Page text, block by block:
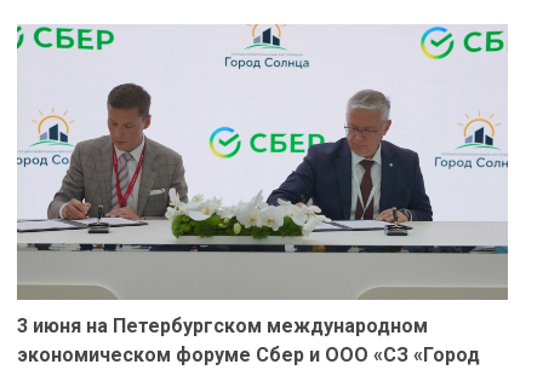
3 июня на Петербургском международном
экономическом форуме Сбер и ООО «СЗ «Город